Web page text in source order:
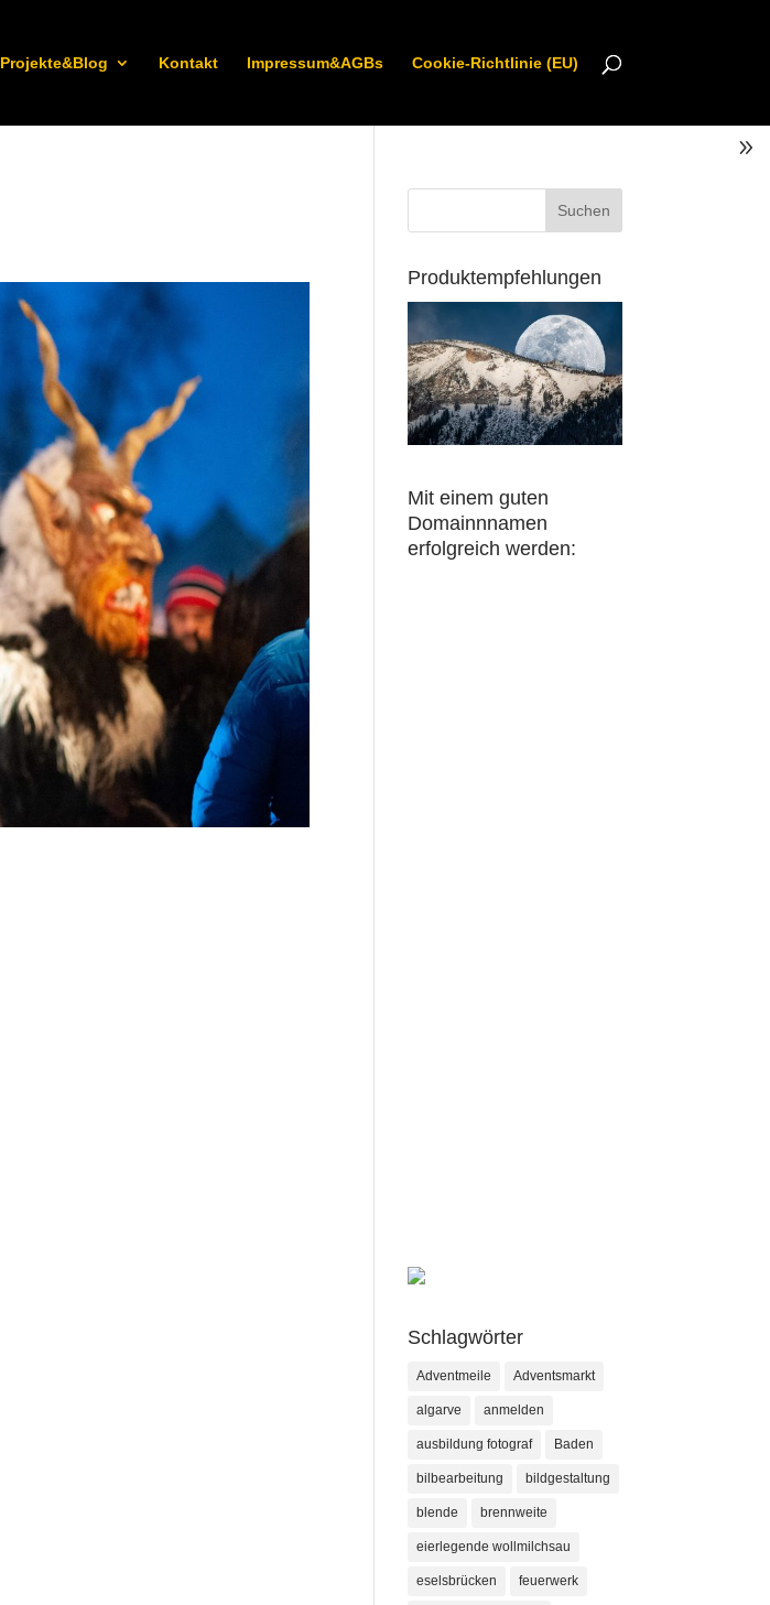
Projekte&Blog Kontakt Impressum&AGBs Cookie-Richtlinie (EU)
Produktempfehlungen
Mit einem guten
Domainnnamen
erfolgreich werden:
Schlagwörter
Adventmeile Adventsmarkt
algarve anmelden
ausbildung fotograf Baden
bilbearbeitung bildgestaltung
blende brennweite
eierlegende wollmilchsau
eselsbrücken feuerwerk